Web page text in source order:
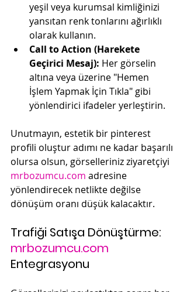
yeşil veya kurumsal kimliğinizi
yansıtan renk tonlarını ağırlıklı
olarak kullanın.
Call to Action (Harekete
Geçirici Mesaj): Her görselin
altına veya üzerine "Hemen
İşlem Yapmak İçin Tıkla" gibi
yönlendirici ifadeler yerleştirin.
Unutmayın, estetik bir pinterest
profili oluştur adımı ne kadar başarılı
olursa olsun, görselleriniz ziyaretçiyi
mrbozumcu.com adresine
yönlendirecek netlikte değilse
dönüşüm oranı düşük kalacaktır.
Trafiği Satışa Dönüştürme:
mrbozumcu.com
Entegrasyonu